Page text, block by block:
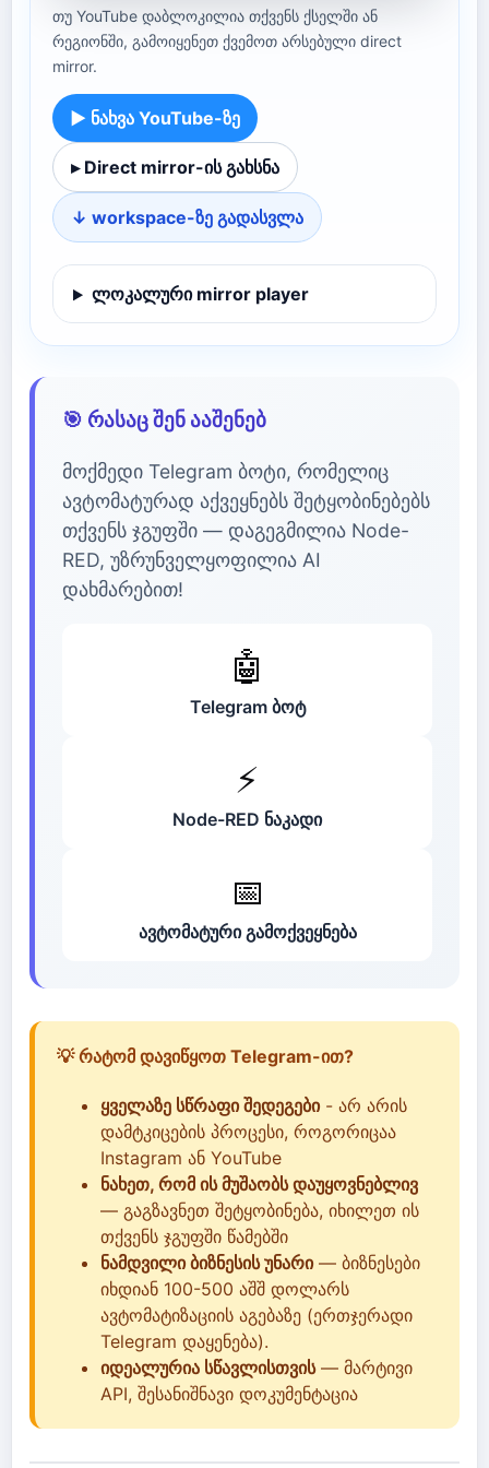
თუ YouTube დაბლოკილია თქვენს ქსელში ან
რეგიონში, გამოიყენეთ ქვემოთ არსებული direct
mirror.
▶ ნახვა YouTube-ზე
▸ Direct mirror-ის გახსნა
↓ workspace-ზე გადასვლა
ლოკალური mirror player
🎯 რასაც შენ ააშენებ
მოქმედი Telegram ბოტი, რომელიც
ავტომატურად აქვეყნებს შეტყობინებებს
თქვენს ჯგუფში — დაგეგმილია Node-
RED, უზრუნველყოფილია AI
დახმარებით!
🤖
Telegram ბოტ
⚡
Node-RED ნაკადი
📅
ავტომატური გამოქვეყნება
💡 რატომ დავიწყოთ Telegram-ით?
ყველაზე სწრაფი შედეგები- არ არის
დამტკიცების პროცესი, როგორიცაა
Instagram ან YouTube
ნახეთ, რომ ის მუშაობს დაუყოვნებლივ
— გაგზავნეთ შეტყობინება, იხილეთ ის
თქვენს ჯგუფში წამებში
ნამდვილი ბიზნესის უნარი— ბიზნესები
იხდიან 100-500 აშშ დოლარს
ავტომატიზაციის აგებაზე (ერთჯერადი
Telegram დაყენება).
იდეალურია სწავლისთვის— მარტივი
API, შესანიშნავი დოკუმენტაცია